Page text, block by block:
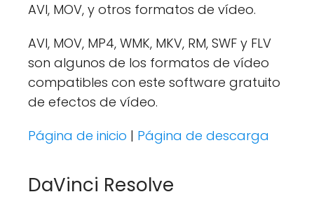
AVI, MOV, y otros formatos de vídeo.
AVI, MOV, MP4, WMK, MKV, RM, SWF y FLV
son algunos de los formatos de vídeo
compatibles con este software gratuito
de efectos de vídeo.
Página de inicio | Página de descarga
DaVinci Resolve